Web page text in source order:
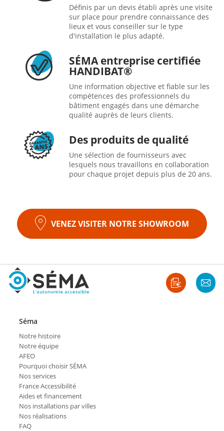
Définis par un devis établi après une visite
sur place pour prendre connaissance des
lieux et vous conseiller sur le type
d'installation le plus adapté.
SÉMA entreprise certifiée
HANDIBAT®
Une information objective et fiable sur les
compétences des professionnels du
bâtiment engagés dans une démarche
qualité auprès de leurs clients.
Des produits de qualité
Une sélection de fournisseurs avec
lesquels nous travaillons en collaboration
pour chaque projet depuis plus de 20 ans.
VENEZ VISITER NOTRE SHOWROOM
Séma
Notre histoire
Notre équipe
AFEO
Pourquoi choisir SÉMA
Nos services
France Accessibilité
Aides et financement
Nos installations par villes
Nos réalisations
FAQ